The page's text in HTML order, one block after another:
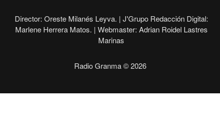
Director: Oreste Milanés Leyva. | J'Grupo Redacción Digital:
Marlene Herrera Matos. | Webmaster: Adrian Roidel Lastres
Marinas
Radio Granma © 2026